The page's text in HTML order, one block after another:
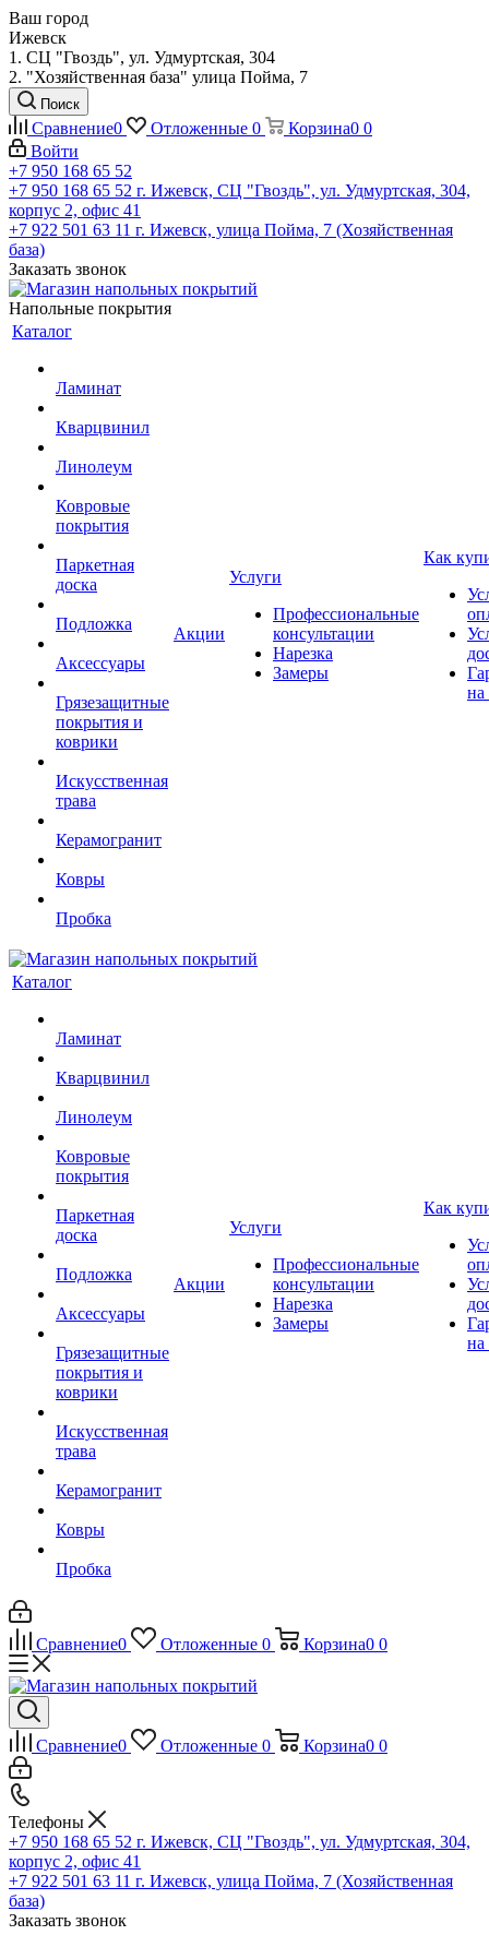
Ваш город
Ижевск
1. СЦ "Гвоздь", ул. Удмуртская, 304
2. "Хозяйственная база" улица Пойма, 7
Поиск
Сравнение0 Отложенные 0 Корзина0 0
Войти
+7 950 168 65 52
+7 950 168 65 52 г. Ижевск, СЦ "Гвоздь", ул. Удмуртская, 304,
корпус 2, офис 41
+7 922 501 63 11 г. Ижевск, улица Пойма, 7 (Хозяйственная
база)
Заказать звонок
Напольные покрытия
Каталог
Ламинат
Кварцвинил
Линолеум
Ковровые
покрытия
Паркетная
доска
Подложка
Аксессуары
Грязезащитные
покрытия и
коврики
Искусственная
трава
Керамогранит
Ковры
Пробка
Акции
Услуги
Профессиональные
консультации
Нарезка
Замеры
Как
на
Каталог
Ламинат
Кварцвинил
Линолеум
Ковровые
покрытия
Паркетная
доска
Подложка
Аксессуары
Грязезащитные
покрытия и
коврики
Искусственная
трава
Керамогранит
Ковры
Пробка
Акции
Услуги
Профессиональные
консультации
Нарезка
Замеры
Как
на
Сравнение0 Отложенные 0 Корзина0 0
Сравнение0 Отложенные 0 Корзина0 0
Телефоны
+7 950 168 65 52 г. Ижевск, СЦ "Гвоздь", ул. Удмуртская, 304,
корпус 2, офис 41
+7 922 501 63 11 г. Ижевск, улица Пойма, 7 (Хозяйственная
база)
Заказать звонок